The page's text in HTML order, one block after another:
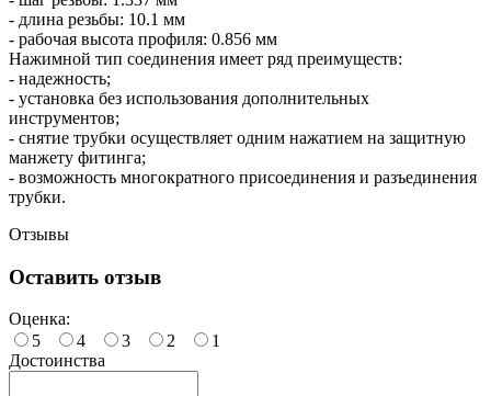
- длина резьбы: 10.1 мм
- рабочая высота профиля: 0.856 мм
Нажимной тип соединения имеет ряд преимуществ:
- надежность;
- установка без использования дополнительных
инструментов;
- снятие трубки осуществляет одним нажатием на защитную
манжету фитинга;
- возможность многократного присоединения и разъединения
трубки.
Отзывы
Оставить отзыв
Оценка:
5
4 3 2
1
Достоинства